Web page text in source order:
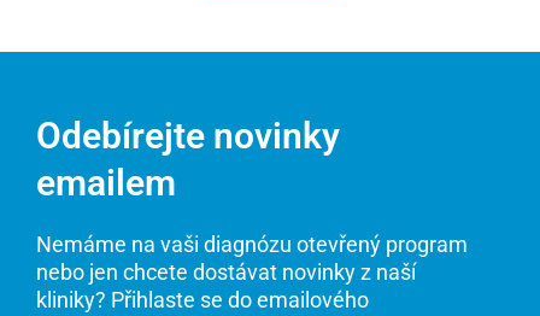
Odebírejte novinky
emailem
Nemáme na vaši diagnózu otevřený program
nebo jen chcete dostávat novinky z naší
kliniky? Přihlaste se do emailového